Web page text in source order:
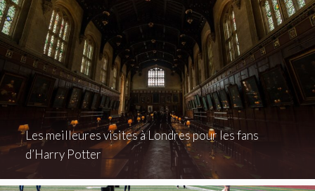
Les meilleures visites à Londres pour les fans
d’Harry Potter